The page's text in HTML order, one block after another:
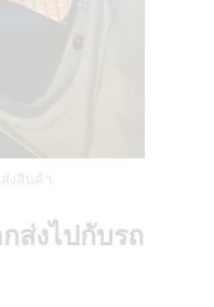
งสินค้า
ส่งไปกับรถ